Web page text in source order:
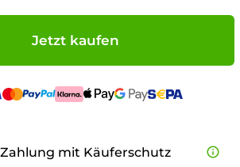
Jetzt kaufen
mit Käuferschutz info_outline